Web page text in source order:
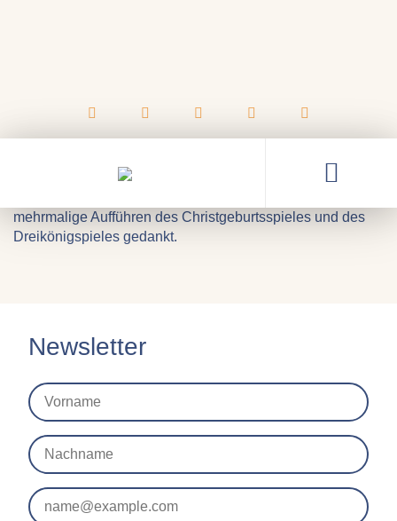
Danke!
An dieser Stelle sei den beiden Kumpaneien noch einmal
mehrmalige Aufführen des Christgeburtsspieles und des
Dreikönigspieles gedankt.
Newsletter